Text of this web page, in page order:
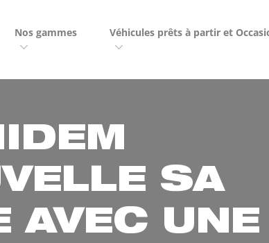
Nos gammes Véhicules prêts à partir et
SA
AVEC UNE